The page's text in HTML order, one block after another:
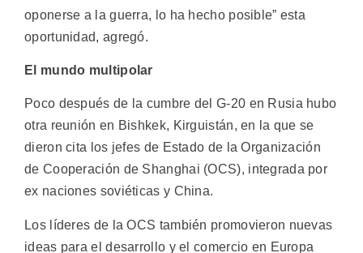
oponerse a la guerra, lo ha hecho posible” esta
oportunidad, agregó.
El mundo multipolar
Poco después de la cumbre del G-20 en Rusia hubo
otra reunión en Bishkek, Kirguistán, en la que se
dieron cita los jefes de Estado de la Organización
de Cooperación de Shanghai (OCS), integrada por
ex naciones soviéticas y China.
Los líderes de la OCS también promovieron nuevas
ideas para el desarrollo y el comercio en Europa